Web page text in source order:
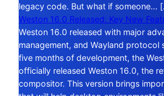
legacy code. But what if someone…
Weston 16.0 Released: Key New
Weston 16.0 released with major
management, and Wayland
five months of development, the
officially released Weston 16.0, the
compositor. This version brings